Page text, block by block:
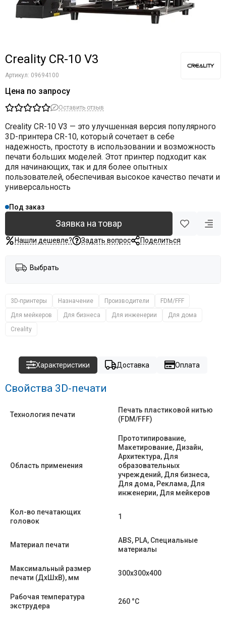
Creality CR-10 V3
Артикул: 09694100
Цена по запросу
Оставить отзыв
Creality CR-10 V3 — это улучшенная версия популярного
3D-принтера CR-10, который сочетает в себе
надежность, простоту в использовании и возможность
печати больших моделей. Этот принтер подходит как
для начинающих, так и для более опытных
пользователей, обеспечивая высокое качество печати и
универсальность
Под заказ
Заявка на товар
Нашли дешевле? Задать вопрос Поделиться
Выбрать
3D-принтеры Назначение Производители
FDM/FFF
Для мейкеров
Для бизнеса Для инженерии
Для дома
Creality
Характеристики Доставка Оплата
Свойства 3D-печати
Технология печати
Печать пластиковой нитью
(FDM/FFF)
Область применения
Прототипирование,
Макетирование, Дизайн,
Архитектура, Для
образовательных
учреждений, Для бизнеса,
Для дома, Реклама, Для
инженерии, Для мейкеров
Кол-во печатающих
головок
1
Материал печати
ABS, PLA, Специальные
материалы
Максимальный размер
печати (ДхШхВ), мм
300х300х400
Рабочая температура
экструдера
260 °C